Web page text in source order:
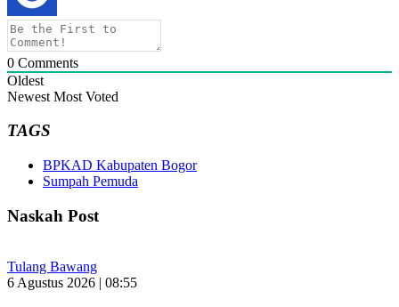
0 Comments
Oldest
Newest Most Voted
TAGS
BPKAD Kabupaten Bogor
Sumpah Pemuda
Naskah Post
Tulang Bawang
6 Agustus 2026 | 08:55